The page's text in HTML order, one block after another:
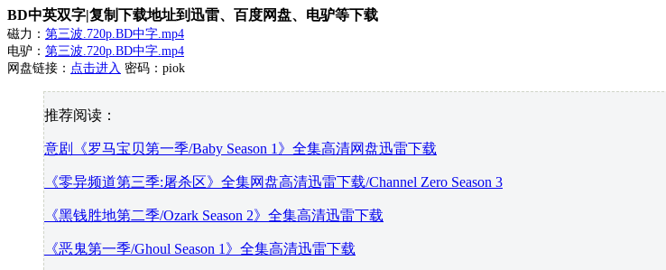
BD中英双字|复制下载地址到迅雷、百度网盘、电驴等下载
磁力： 第三波.720p.BD中字.mp4
电驴： 第三波.720p.BD中字.mp4
网盘链接： 点击进入 密码：piok
推荐阅读：
意剧《罗马宝贝第一季/Baby Season 1》全集高清网盘迅雷下载
《零异频道第三季:屠杀区》全集网盘高清迅雷下载/Channel Zero Season 3
《黑钱胜地第二季/Ozark Season 2》全集高清迅雷下载
《恶鬼第一季/Ghoul Season 1》全集高清迅雷下载